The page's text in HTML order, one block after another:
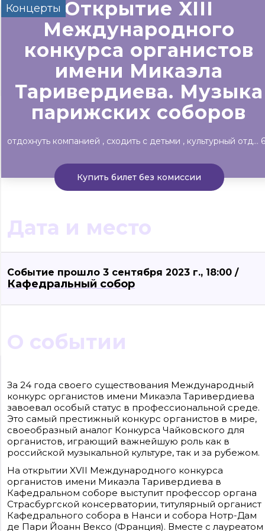
#билеты без комиссии
Концерты Театр Детям Выставки
Концерты Открытие XIII
Международного
конкурса органистов
имени Микаэла
Таривердиева. Музыка
парижских соборов
отдохнуть компанией сходить с детьми культурный отдых
Купить билет без комиссии
Дата и место
Событие прошло 3 сентября 2023 г., 18:00 /
Кафедральный собор
О событии
За 24 года своего существования Международный
конкурс органистов имени Микаэла Таривердиева
завоевал особый статус в профессиональной среде.
Это самый престижный конкурс органистов в мире,
своеобразный аналог Конкурса Чайковского для
органистов, играющий важнейшую роль как в
российской музыкальной культуре, так и за рубежом.
На открытии XVII Международного конкурса
органистов имени Микаэла Таривердиева в
Кафедральном соборе выступит профессор органа
Страсбургской консерватории, титулярный органист
Кафедрального собора в Нанси и собора Нотр-Дам
де Пари Йоанн Вексо (Франция). Вместе с лауреатом
3906148636, КПП 390601001
Контакты редакции: +7(4012) 310-124, news@klops.ru. Реклама: +7 (931) 107 50 00,
reklama@klops.ru. Афиша: +7(967) 351 20 51, reklama@klops.ru
Адрес редакции и учредителя: г. Калининград, ул. Рокоссовского, 16/18, пом. I,
оф. 2
Сетевое издание "Klops.ru", регистрационный номер и дата принятия
решения о регистрации: ЭЛ № ФС 77 - 78739 от 20 июля 2020 года,
зарегистрировано Федеральной службой по надзору в сфере связи,
информационных технологий и массовых коммуникаций (Роскомнадзор).
Учредитель: ООО "Русская медиагруппа "Западная Пресса". Главный
Фомченкова Кристина Владимировна
Материалы сайта, подписанные «CC 4.0» доступны по
лицензии Creative Commons «Attribution-ShareAlike»
(«Атрибуция — На тех же условиях») 4.0 Всемирная
Для использования остальных материалов необходимо
письменное согласие правообладателя
Политика в отношении обработки персональных